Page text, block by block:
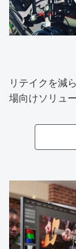
リテイクを減
場向けソリュ